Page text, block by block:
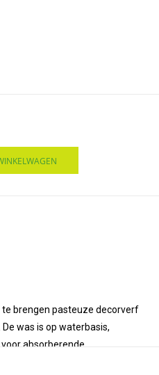
te brengen pasteuze decorverf
was is op waterbasis,
absorberende